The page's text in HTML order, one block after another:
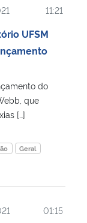
11:21
UFSM
do
que
[…]
Geral
01:15